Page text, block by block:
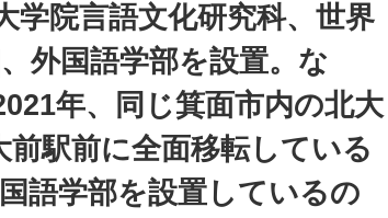
学院言語文化研究科、世界
外国語学部を設置。な
年、同じ箕面市内の北大
前駅前に全面移転している
語学部を設置しているの